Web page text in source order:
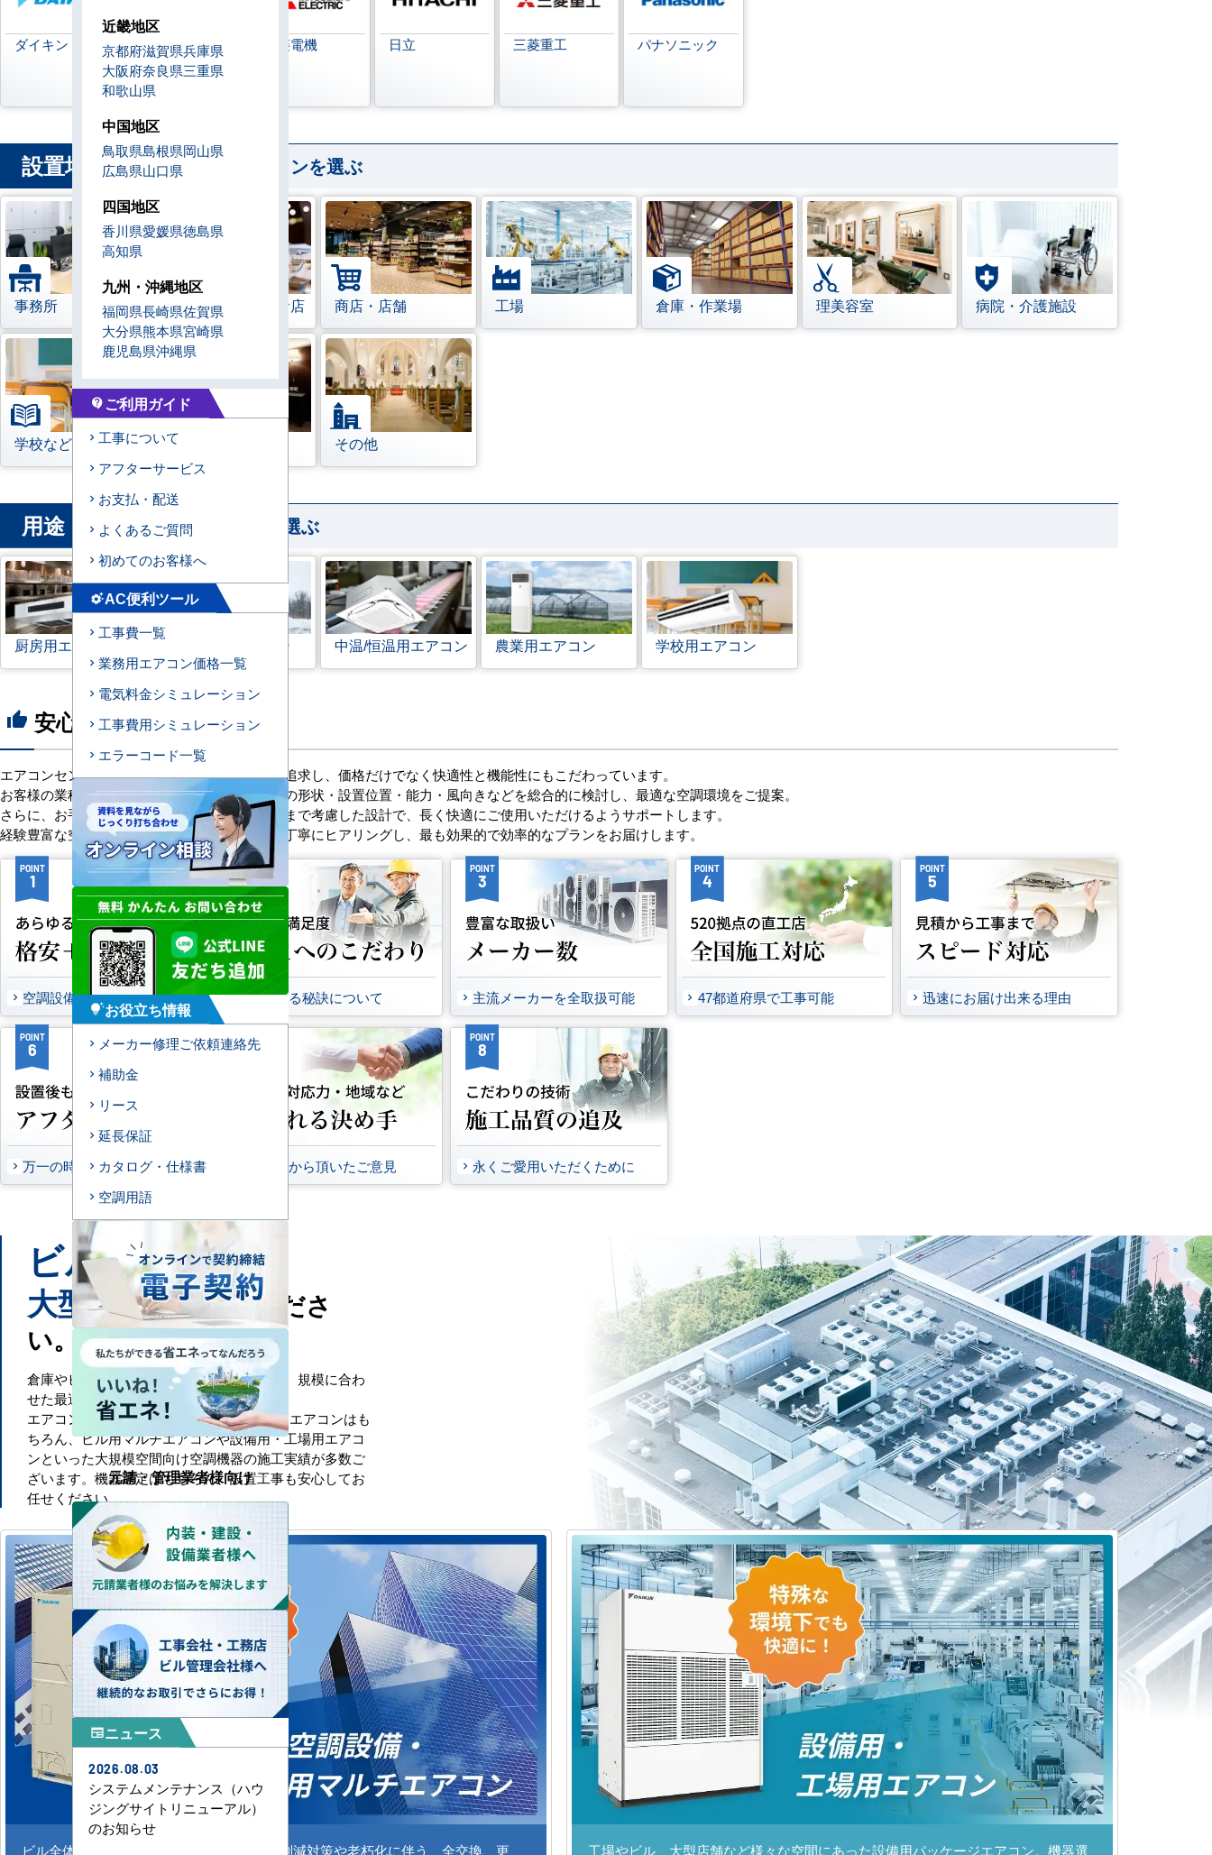
ダイキン
日本キヤリア
(旧:東芝キヤリ
ア)
三菱電機 日立 三菱重工 パナソニック
設置場所 から業務用エアコンを選ぶ
事務所 レストラン・飲食店 商店・店舗 工場 倉庫・作業場 理美容室 病院・介護施設
学校などの教育機関 宿泊施設 その他
用途 から業務用エアコンを選ぶ
厨房用エアコン 寒冷地用エアコン 中温/恒温用エアコン 農業用エアコン 学校用エアコン
thumb_up 安心の8つのポイント
エアコンセンターACは、「格安＋α」の価値を追求し、価格だけでなく快適性と機能性にもこだわっています。
お客様の業種や施設の形態に合わせて、室内機の形状・設置位置・能力・風向きなどを総合的に検討し、最適な空調環境をご提案。
さらに、お手入れのしやすさやメンテナンス性まで考慮した設計で、長く快適にご使用いただけるようサポートします。
経験豊富な空調技術者が現場の状況やご要望を丁寧にヒアリングし、最も効果的で効率的なプランをお届けします。
POINT
1
空調設備のご提案について
POINT
2
選ばれる秘訣について
POINT
3
主流メーカーを全取扱可能
POINT
4
47都道府県で工事可能
POINT
5
迅速にお届け出来る理由
POINT
6
万一の時もお任せください
POINT
7
お客様から頂いたご意見
POINT
8
永くご愛用いただくために
ビルや工場などの
大型施設もお任せくださ
い。
倉庫やビル・工場といった大規模空間には、規模に合わ
せた最適な空調設備が必要です。
エアコンセンターACでは、一般的な業務用エアコンはも
ちろん、ビル用マルチエアコンや設備用・工場用エアコ
ンといった大規模空間向け空調機器の施工実績が多数ご
ざいます。機器選定はもちろん、設置工事も安心してお
任せください。
ビル全体のシステム空調の新規導入、CO2削減対策や老朽化に伴う、全交換、更 工場やビル、大型店舗など様々な空間にあった設備用パッケージエアコン。機器選
近畿地区
京都府滋賀県兵庫県
大阪府奈良県三重県
和歌山県
中国地区
鳥取県島根県岡山県
広島県山口県
四国地区
香川県愛媛県徳島県
高知県
九州・沖縄地区
福岡県長崎県佐賀県
大分県熊本県宮崎県
鹿児島県沖縄県
contact_support ご利用ガイド
工事について
アフターサービス
お支払・配送
よくあるご質問
初めてのお客様へ
settings_suggestAC便利ツール
工事費一覧
業務用エアコン価格一覧
電気料金シミュレーション
工事費用シミュレーション
エラーコード一覧
tips_and_updatesお役立ち情報
メーカー修理ご依頼連絡先
補助金
リース
延長保証
カタログ・仕様書
空調用語
元請・管理業者様向け
newspaperニュース
2026.08.03
システムメンテナンス（ハウ
ジングサイトリニューアル）
のお知らせ